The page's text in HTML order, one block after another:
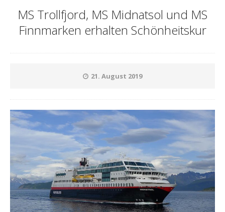
MS Trollfjord, MS Midnatsol und MS
Finnmarken erhalten Schönheitskur
21. August 2019